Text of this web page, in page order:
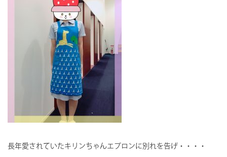
長年愛されていたキリンちゃんエプロンに別れを告げ・・・・